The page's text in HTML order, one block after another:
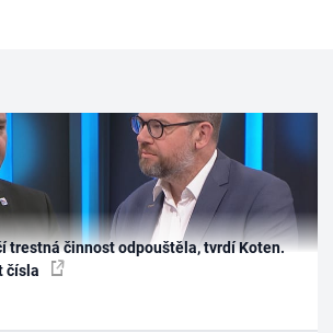
trestná činnost odpouštěla, tvrdí Koten.
čísla